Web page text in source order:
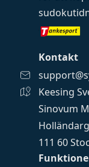
Kontakt
Keesing
Sinovum
111 60